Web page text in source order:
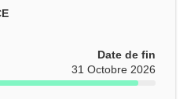
Date de fin
31 Octobre 2026